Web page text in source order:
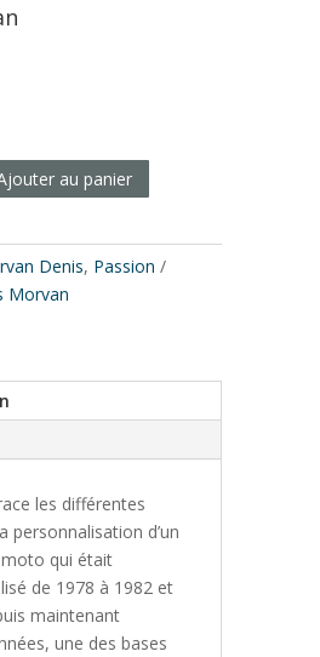
au panier
Denis, Passion
Morvan
les différentes
personnalisation d’un
qui était
de 1978 à 1982 et
maintenant
une des bases